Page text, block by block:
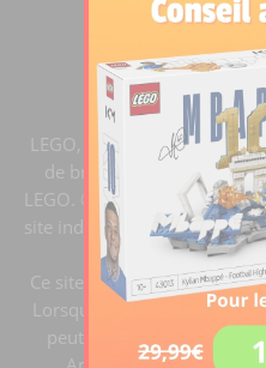
4.2/5 -
LEGO, le logo LEGO, la
de briques sont des
LEGO. ©2020 The LEGO
site indépendant du groupe
validé
Ce site est membre du
Lorsque vous cliquez sur
peut recevoir une